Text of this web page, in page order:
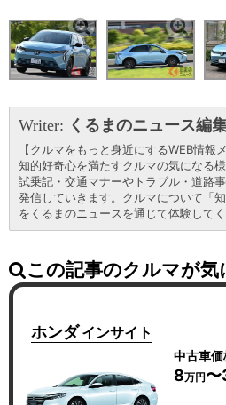
Writer: くるまのニュース編
【クルマをもっと身近にするWEB情報
知的好奇心を満たすクルマの気になる
試乗記・交通マナーやトラブル・道路
発信していきます。クルマについて「
をくるまのニュースを通じて体験してく
この記事のクルマが気
ホンダ インサイト
中古車価
8万円